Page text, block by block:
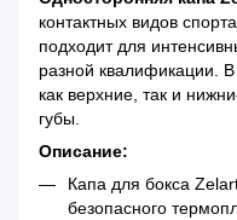
контактных видов
подходит для
разной квалификации.
как верхние, так и
губы.
Описание:
Капа для бокса
безопасного